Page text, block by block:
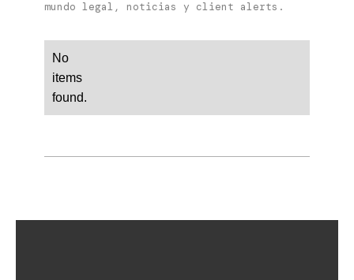
mundo legal, noticias y client alerts.
No
items
found.